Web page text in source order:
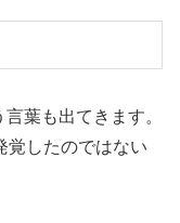
葉も出てきます。
覚したのではない